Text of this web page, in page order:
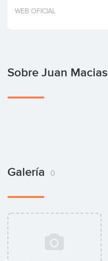
Invertir
WEB OFICIAL
Sobre Juan Macias
Galería 0